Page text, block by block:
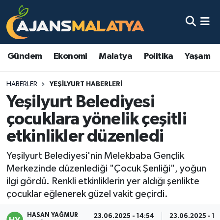
Gündem Ekonomi Malatya Politika Yaşam
HABERLER YEŞILYURT HABERLERI
Yeşilyurt Belediyesi
çocuklara yönelik çeşitli
etkinlikler düzenledi
Yeşilyurt Belediyesi'nin Melekbaba Gençlik
Merkezinde düzenlediği "Çocuk Şenliği", yoğun
ilgi gördü. Renkli etkinliklerin yer aldığı şenlikte
çocuklar eğlenerek güzel vakit geçirdi.
HASAN YAĞMUR 23.06.2025 - 14:54 23.06.2025 -
Asayiş
Eğitim
Ekonomi
Gündem
Kadın
Kültür & Sanat
Magazin
Malatya Nöbetçi Eczaneler
Malatya Namaz Vakitleri
Malatya Trafik Yoğunluk Haritası
TFF 3.Lig 2.Grup Puan Durumu ve Fikstür
Tüm Manşetler
Son Dakika Haberleri
Haber Arşivi